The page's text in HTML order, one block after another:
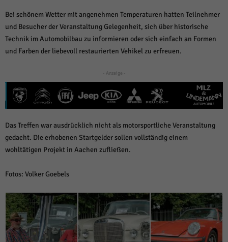
Bei schönem Wetter mit angenehmen Temperaturen hatten Teilnehmer
und Besucher der Veranstaltung Gelegenheit, sich über historische
Technik im Automobilbau zu informieren oder sich einfach an Formen
und Farben der liebevoll restaurierten Vehikel zu erfreuen.
- Anzeige -
Das Treffen war ausdrücklich nicht als motorsportliche Veranstaltung
gedacht. Die erhobenen Startgelder sollen vollständig einem
wohltätigen Projekt in Aachen zufließen.
Fotos: Volker Goebels
Cookie-Informationen anzeigen
Marketing (1)
Marketing-Cookies werden von Drittanbietern oder Publishern verwendet,
Externe Medien (6)
standardmäßig blockiert. Wenn Cookies von externen Medien akzeptiert
werden, bedarf der Zugriff auf diese Inhalte keiner manuellen Einwilligung
powered by Borlabs Cookie